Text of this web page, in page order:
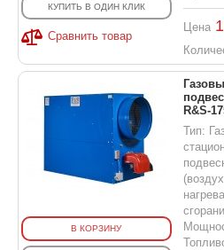
КУПИТЬ В ОДИН КЛИК
Сравнить товар
Цена
В КОРЗИНУ
R&S-
Тип: